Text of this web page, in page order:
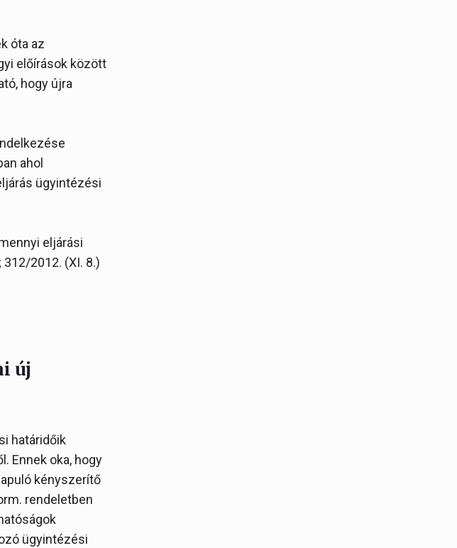
óta az
előírások között
hogy újra
ahol
ügyintézési
eljárási
312/2012. (XI. 8.)
új
határidőik
Ennek oka, hogy
kényszerítő
rendeletben
ügyintézési